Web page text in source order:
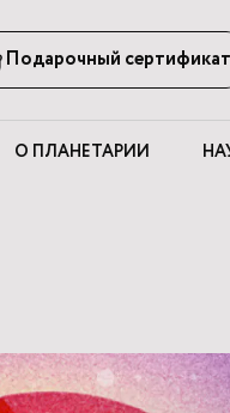
Подарочный сертификат
О ПЛАНЕТАРИИ